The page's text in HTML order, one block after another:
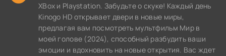
XBox и Playstation. Забудьте о скуке! Каждый день
Kinogo HD открывает двери в новые миры,
предлагая вам посмотреть мультфильм Мир в
моей голове (2024), способный разбудить ваши
эмоции и вдохновить на новые открытия. Вас ждет